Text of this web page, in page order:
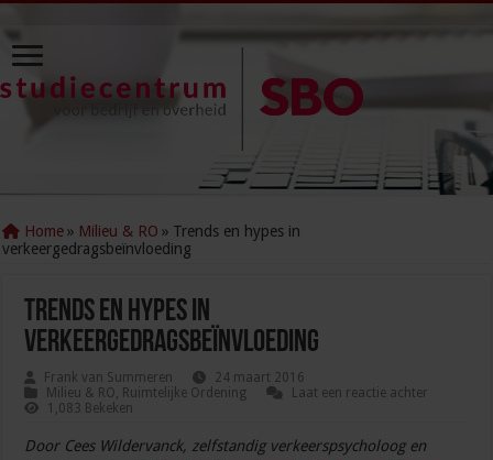
Home » Milieu & RO » Trends en hypes in
verkeergedragsbeïnvloeding
Trends en hypes in
verkeergedragsbeïnvloeding
Frank van Summeren
24 maart 2016
Milieu & RO, Ruimtelijke Ordening
Laat een reactie achter
1,083 Bekeken
Door Cees Wildervanck, zelfstandig verkeerspsycholoog en